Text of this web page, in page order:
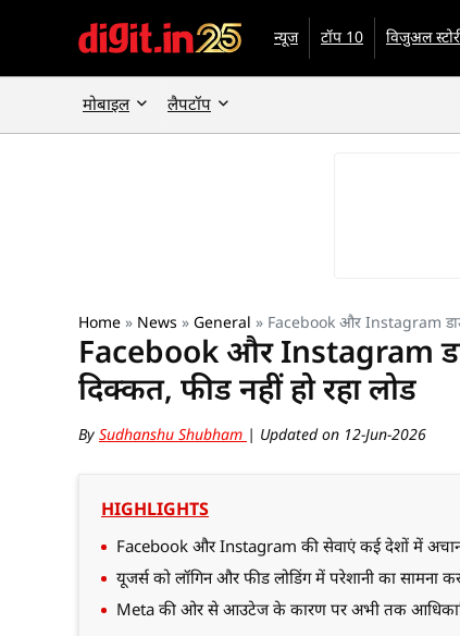
न्यूज टॉप 10 विजुअल
मोबाइल लैपटॉप
Home » News » General » Facebook और Instagram
Facebook और Instagram
दिक्कत, फीड नहीं हो रहा लोड
By Sudhanshu Shubham | Updated on 12-Jun-2026
HIGHLIGHTS
Facebook और Instagram की सेवाएं कई देशों में
यूजर्स को लॉगिन और फीड लोडिंग में परेशानी का सामना
Meta की ओर से आउटेज के कारण पर अभी तक